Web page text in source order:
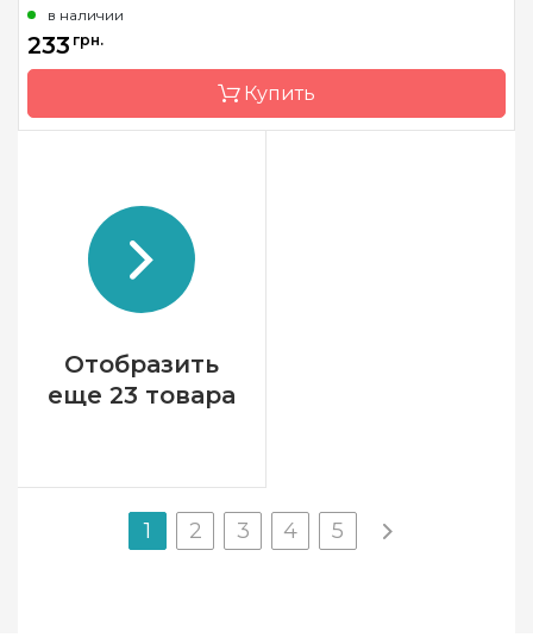
Материал
Тип крючка
односторонний
в наличии
233 грн.
Купить
Страна-производитель
Материал
Тип крючка
Отобразить
еще 23 товара
1 2 3 4 5